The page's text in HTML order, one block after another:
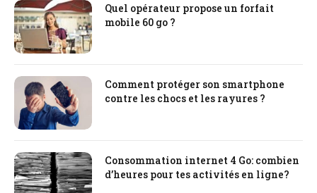
Quel opérateur propose un forfait
mobile 60 go ?
Comment protéger son smartphone
contre les chocs et les rayures ?
Consommation internet 4 Go: combien
d’heures pour tes activités en ligne?